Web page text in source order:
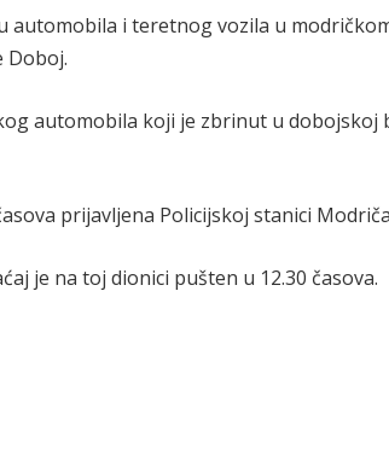
automobila i teretnog vozila u
Doboj.
automobila koji je zbrinut u dobojskoj
prijavljena Policijskoj stanici
je na toj dionici pušten u 12.30 časova.